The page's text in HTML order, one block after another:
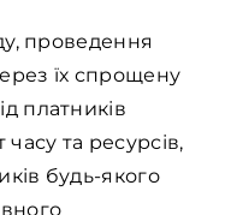
проведення
їх спрощену
платників
та ресурсів,
будь-якого